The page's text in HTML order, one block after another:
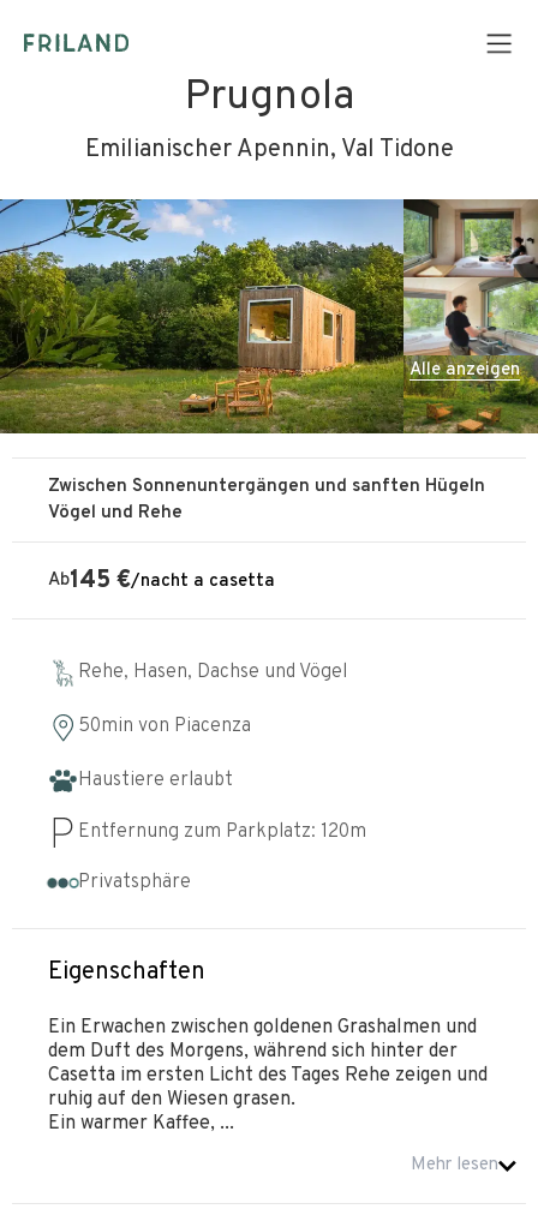
Prugnola
Emilianischer Apennin, Val Tidone
Alle anzeigen
Zwischen Sonnenuntergängen und sanften Hügeln
Vögel und Rehe
Ab145 €/nacht a casetta
Rehe, Hasen, Dachse und Vögel
50min von Piacenza
Haustiere erlaubt
Entfernung zum Parkplatz: 120m
Privatsphäre
Eigenschaften
Ein Erwachen zwischen goldenen Grashalmen und
dem Duft des Morgens, während sich hinter der
Casetta im ersten Licht des Tages Rehe zeigen und
ruhig auf den Wiesen grasen.
Ein warmer Kaffee, ...
Mehr lesen